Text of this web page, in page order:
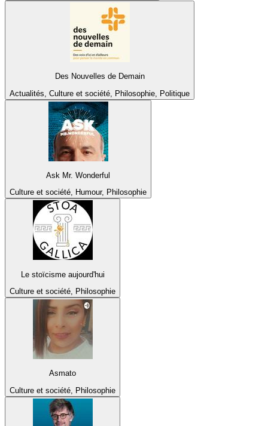
Des Nouvelles de Demain
Actualités, Culture et société, Philosophie, Politique
Ask Mr. Wonderful
Culture et société, Humour, Philosophie
Le stoïcisme aujourd'hui
Culture et société, Philosophie
Asmato
Culture et société, Philosophie